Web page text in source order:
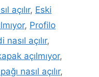
açılır, Eski
, Profilo
açılır,
açılmıyor,
nasıl açılır,